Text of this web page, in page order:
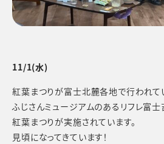
11/1(水)
紅葉まつりが富士北麓各地で行われて
ふじさんミュージアムのあるリフレ富
紅葉まつりが実施されています。
見頃になってきています！